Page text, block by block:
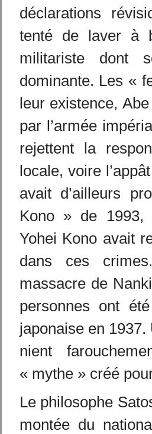
déclarations
tenté de laver à
militariste dont
dominante. Les «
leur existence,
par l’armée
rejettent la
locale, voire
avait d’ailleurs
Kono » de 1993,
Yohei Kono avait
dans ces
massacre de
personnes ont
japonaise en 1937.
nient
« mythe » créé
Le philosophe
montée du